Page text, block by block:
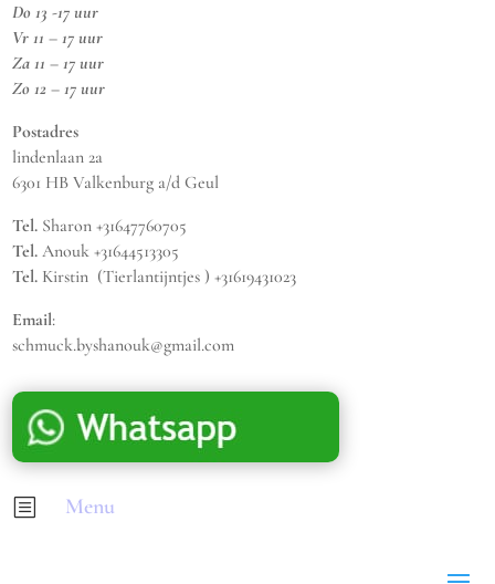
Do 13 -17 uur
Vr 11 – 17 uur
Za 11 – 17 uur
Zo 12 – 17 uur
Postadres
lindenlaan 2a
6301 HB Valkenburg a/d Geul
Tel. Sharon +31647760705
Tel. Anouk +31644513305
Tel. Kirstin (Tierlantijntjes ) +31619431023
Email:
schmuck.byshanouk@gmail.com
b Menu